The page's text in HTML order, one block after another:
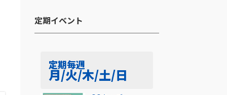
定期イベント​
定期毎週
月/火/木/土/日